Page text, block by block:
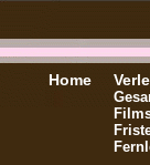
Home